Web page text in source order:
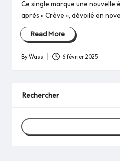
Ce single marque une nouvelle
après « Crève », dévoilé en
Read More
Posted
ByWass 6 février 2025
Rechercher